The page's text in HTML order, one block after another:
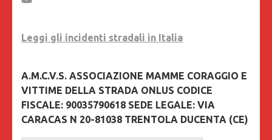
Leggi gli incidenti stradali in Italia
A.M.C.V.S. ASSOCIAZIONE MAMME CORAGGIO E
VITTIME DELLA STRADA ONLUS CODICE
FISCALE: 90035790618 SEDE LEGALE: VIA
CARACAS N 20-81038 TRENTOLA DUCENTA (CE)